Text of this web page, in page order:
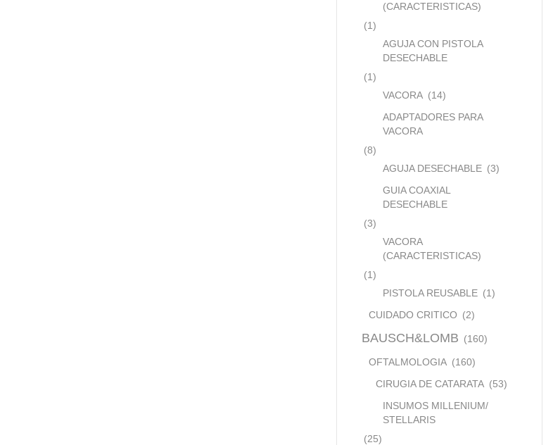
(CARACTERISTICAS)
(1)
AGUJA CON PISTOLA
DESECHABLE
(1)
VACORA (14)
ADAPTADORES PARA
VACORA
(8)
AGUJA DESECHABLE (3)
GUIA COAXIAL
DESECHABLE
(3)
VACORA
(CARACTERISTICAS)
(1)
PISTOLA REUSABLE (1)
CUIDADO CRITICO (2)
BAUSCH&LOMB (160)
OFTALMOLOGIA (160)
CIRUGIA DE CATARATA (53)
INSUMOS MILLENIUM/
STELLARIS
(25)